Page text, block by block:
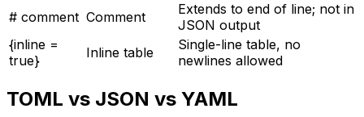
# comment Comment
Extends to end of line; not in
JSON output
{inline =
true}
Inline table
Single-line table, no
newlines allowed
TOML vs JSON vs YAML